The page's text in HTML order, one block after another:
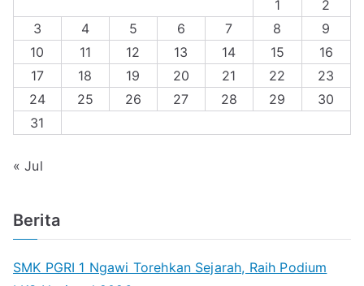
1
2
3
4 5 6 7 8
9
10
11 12 13 14 15
16
17
18 19 20 21 22
23
24
25 26 27 28 29
30
31
« Jul
Berita
SMK PGRI 1 Ngawi Torehkan Sejarah, Raih Podium